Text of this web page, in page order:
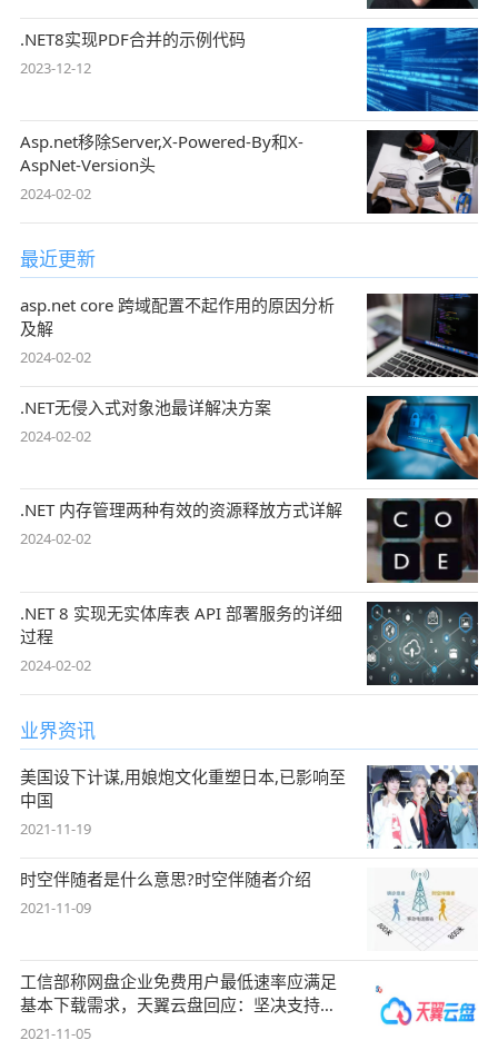
.NET8实现PDF合并的示例代码
2023-12-12
Asp.net移除Server,X-Powered-By和X-
AspNet-Version头
2024-02-02
最近更新
asp.net core 跨域配置不起作用的原因分析
及解
2024-02-02
.NET无侵入式对象池最详解决方案
2024-02-02
.NET 内存管理两种有效的资源释放方式详解
2024-02-02
.NET 8 实现无实体库表 API 部署服务的详细
过程
2024-02-02
业界资讯
美国设下计谋,用娘炮文化重塑日本,已影响至
中国
2021-11-19
时空伴随者是什么意思?时空伴随者介绍
2021-11-09
工信部称网盘企业免费用户最低速率应满足
基本下载需求，天翼云盘回应：坚决支持，
始终
2021-11-05